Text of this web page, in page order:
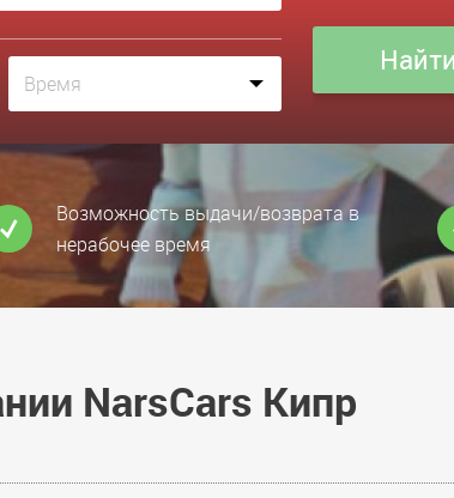
Возможность выдачи/возврата в
нерабочее время
NarsCars Кипр